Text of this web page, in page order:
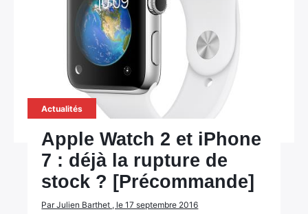
Actualités
Apple Watch 2 et iPhone
7 : déjà la rupture de
stock ? [Précommande]
Par Julien Barthet , le 17 septembre 2016